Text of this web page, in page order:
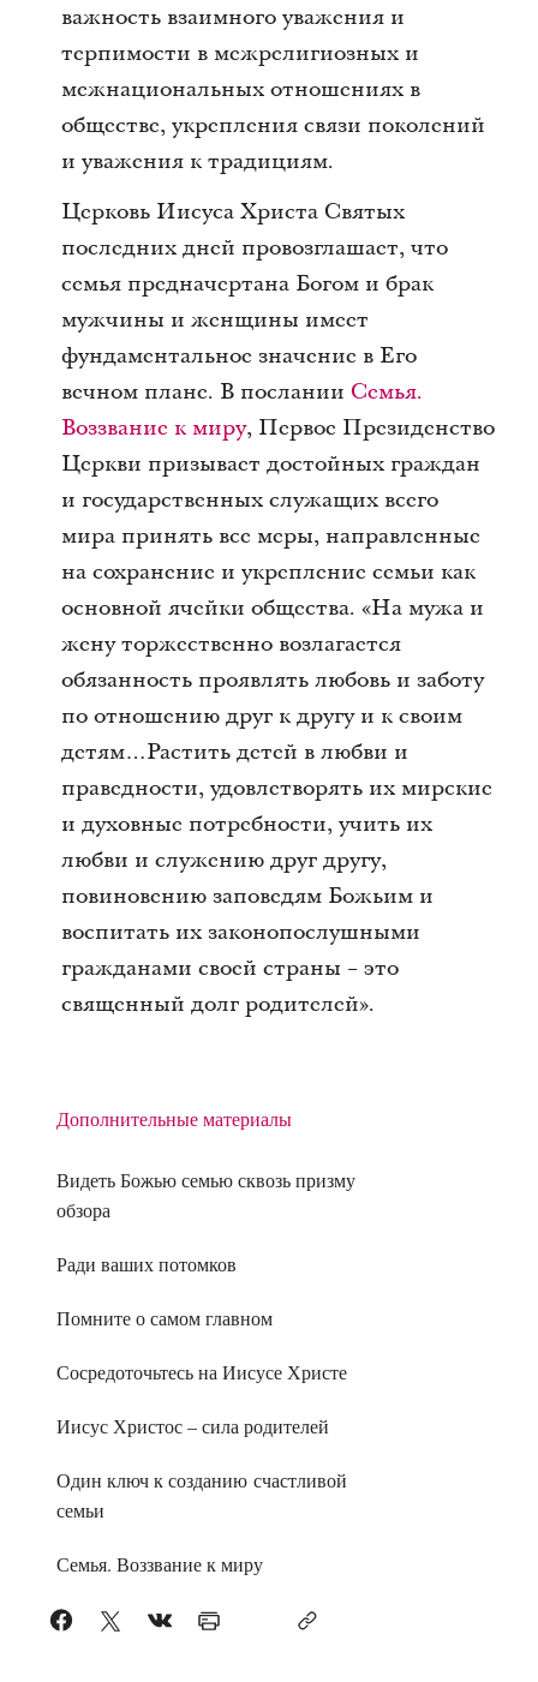
важность взаимного уважения и
терпимости в межрелигиозных и
межнациональных отношениях в
обществе, укрепления связи поколений
и уважения к традициям.
Церковь Иисуса Христа Святых
последних дней провозглашает, что
семья предначертана Богом и брак
мужчины и женщины имеет
фундаментальное значение в Его
вечном плане. В послании Семья.
Воззвание к миру, Первое Президенство
Церкви призывает достойных граждан
и государственных служащих всего
мира принять все меры, направленные
на сохранение и укрепление семьи как
основной ячейки общества. «На мужа и
жену торжественно возлагается
обязанность проявлять любовь и заботу
по отношению друг к другу и к своим
детям…Растить детей в любви и
праведности, удовлетворять их мирские
и духовные потребности, учить их
любви и служению друг другу,
повиновению заповедям Божьим и
воспитать их законопослушными
гражданами своей страны − это
священный долг родителей».
Дополнительные материалы
Видеть Божью семью сквозь призму
обзора
Ради ваших потомков
Помните о самом главном
Сосредоточьтесь на Иисусе Христе
Иисус Христос – сила родителей
Один ключ к созданию счастливой
семьи
Семья. Воззвание к миру